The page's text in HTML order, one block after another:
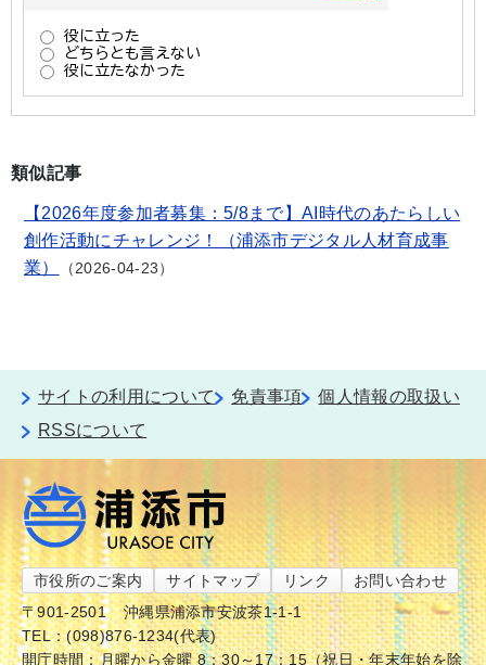
類似記事
【2026年度参加者募集：5/8まで】AI時代のあたらしい
創作活動にチャレンジ！（浦添市デジタル人材育成事
業）
2026-04-23
サイトの利用について 免責事項
個人情報の取扱い
RSSについて
市役所のご案内 サイトマップ リンク
お問い合わせ
〒901-2501
沖縄県浦添市安波茶1-1-1
TEL：(098)876-1234(代表)
開庁時間：月曜から金曜 8：30～17：15（祝日・年末年始を除